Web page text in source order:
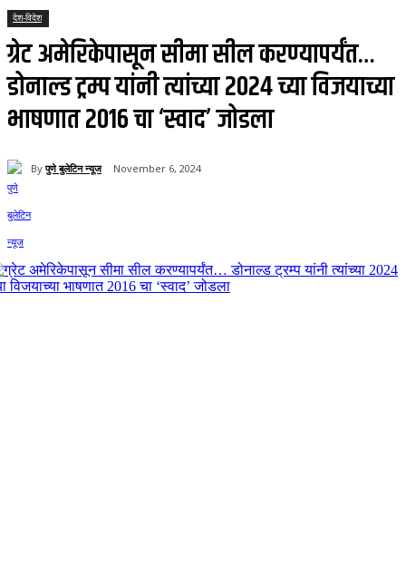
देश-विदेश
ग्रेट अमेरिकेपासून सीमा सील करण्यापर्यंत…
डोनाल्ड ट्रम्प यांनी त्यांच्या 2024 च्या विजयाच्या
भाषणात 2016 चा ‘स्वाद’ जोडला
By पुणे बुलेटिन न्यूज November 6, 2024